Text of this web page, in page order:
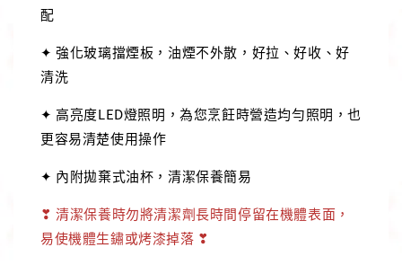
配
✦ 強化玻璃擋煙板，油煙不外散，好拉、好收、好
清洗
✦ 高亮度LED燈照明，為您烹飪時營造均勻照明，也
更容易清楚使用操作
✦ 內附拋棄式油杯，清潔保養簡易
❣ 清潔保養時勿將清潔劑長時間停留在機體表面，
易使機體生鏽或烤漆掉落 ❣